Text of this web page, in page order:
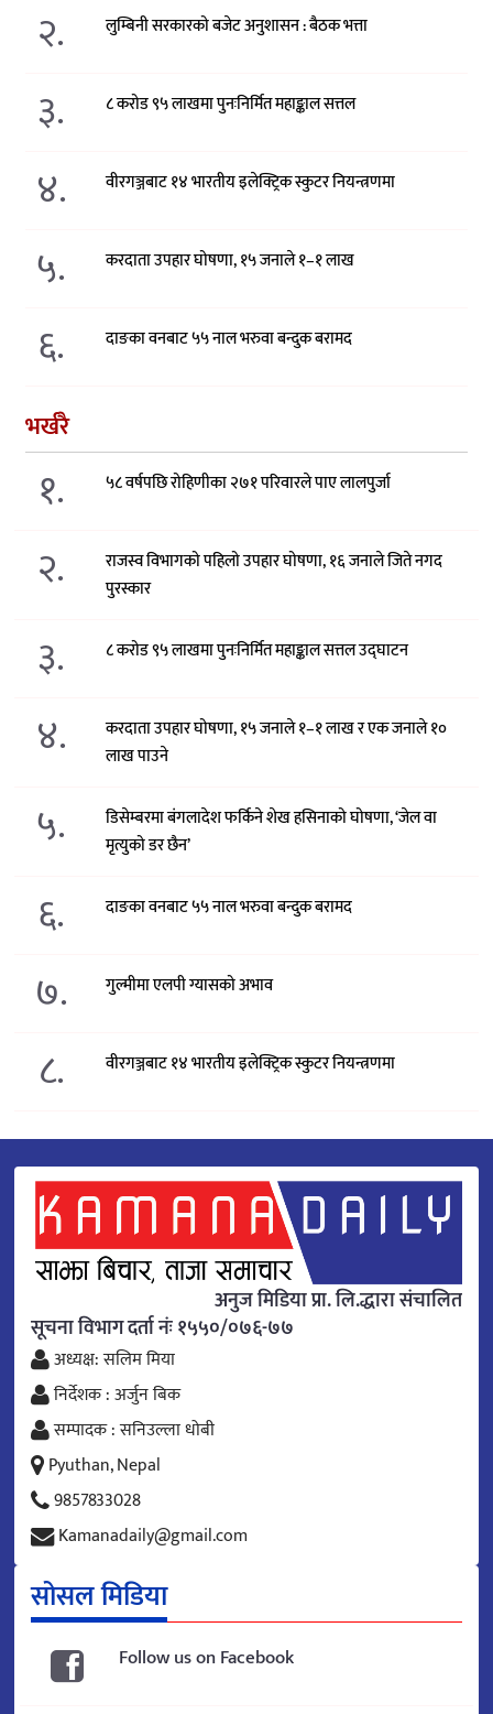
२. लुम्बिनी सरकारको बजेट अनुशासन : बैठक भत्ता
३. ८ करोड ९५ लाखमा पुनःनिर्मित महाङ्काल सत्तल
४. वीरगञ्जबाट १४ भारतीय इलेक्ट्रिक स्कुटर नियन्त्रणमा
५. करदाता उपहार घोषणा, १५ जनाले १–१ लाख
६. दाङका वनबाट ५५ नाल भरुवा बन्दुक बरामद
भर्खरै
१. ५८ वर्षपछि रोहिणीका २७१ परिवारले पाए लालपुर्जा
२.
राजस्व विभागको पहिलो उपहार घोषणा, १६ जनाले जिते नगद
पुरस्कार
३. ८ करोड ९५ लाखमा पुनःनिर्मित महाङ्काल सत्तल उद्घाटन
४.
करदाता उपहार घोषणा, १५ जनाले १–१ लाख र एक जनाले १०
लाख पाउने
५.
डिसेम्बरमा बंगलादेश फर्किने शेख हसिनाको घोषणा, ‘जेल वा
मृत्युको डर छैन’
६. दाङका वनबाट ५५ नाल भरुवा बन्दुक बरामद
७. गुल्मीमा एलपी ग्यासको अभाव
८. वीरगञ्जबाट १४ भारतीय इलेक्ट्रिक स्कुटर नियन्त्रणमा
अनुज मिडिया प्रा. लि.द्धारा संचालित
सूचना विभाग दर्ता नंः १५५०/०७६-७७
अध्यक्ष: सलिम मिया
निर्देशक : अर्जुन बिक
सम्पादक : सनिउल्ला धोबी
Pyuthan, Nepal
9857833028
Kamanadaily@gmail.com
सोसल मिडिया
Follow us on Facebook